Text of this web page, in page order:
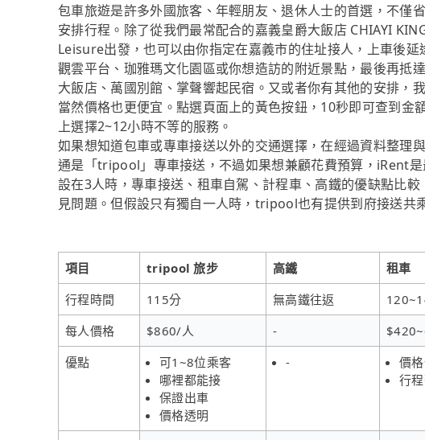
包車旅遊是許多外國旅客、年輕朋友、退休人士的首選，不僅
安排行程。除了從我們最常配合的嘉義皇爵大飯店 CHIAYI
Leisure出發，也可以由你指定在嘉義市的住址接人，上車後
觀雲平台、珈雅瑪文化園區或你想造訪的附近景點，最後再抵
大飯店、萬國別館、掌聲響起民宿。又或者你有其他的安排，
當然價格也更便宜。點選頁面上的黃色按鈕，10秒即可查到金
上選擇2~12小時不等的服務。
如果想知道包車或專車接送以外的交通選擇，在經過資料整理
通是「tripool」專車接送，不過如果想兼顧花費預算，iRent
設在3人時，專車接送、租車自駕、計程車、高鐵的優缺點比
見問題。但假設只有獨自一人時，tripool也有提供到府接送共
項目 tripool 旅步 高鐵 租車
行程時間
115分 無高鐵往返
每人價格
$860/人 -
優點
可1~8位乘客
哪裡都能接
保證出車
價格透明
-
價
行